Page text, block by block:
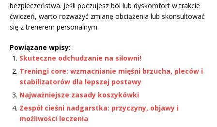
bezpieczeństwa. Jeśli poczujesz ból lub dyskomfort w trakcie
ćwiczeń, warto rozważyć zmianę obciążenia lub skonsultować
się z trenerem personalnym.
Powiązane wpisy:
Skuteczne odchudzanie na siłowni!
Treningi core: wzmacnianie mięśni brzucha, pleców i
stabilizatorów dla lepszej postawy
Najważniejsze zasady koszykówki
Zespół cieśni nadgarstka: przyczyny, objawy i
możliwości leczenia